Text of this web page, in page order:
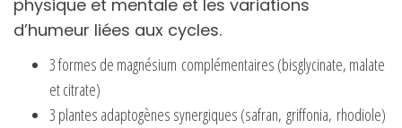
physique et mentale et les variations
d’humeur liées aux cycles.
3 formes de magnésium complémentaires (bisglycinate, malate
et citrate)
3 plantes adaptogènes synergiques (safran, griffonia, rhodiole)